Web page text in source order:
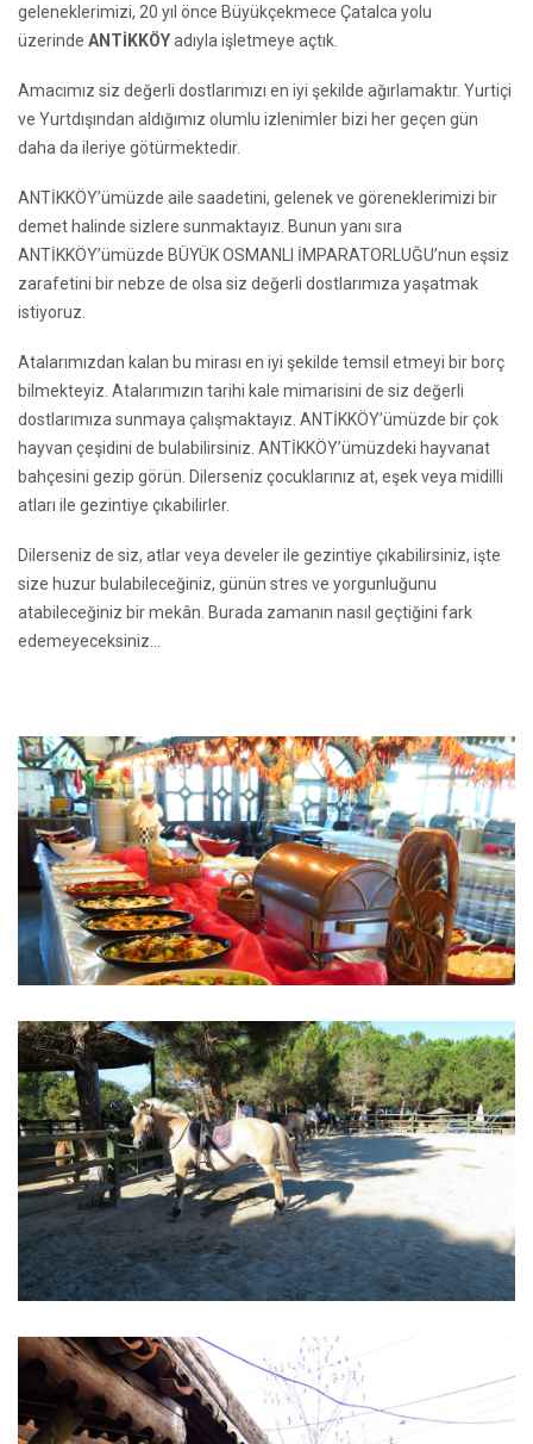
geleneklerimizi, 20 yıl önce Büyükçekmece Çatalca yolu
üzerinde ANTİKKÖYadıyla işletmeye açtık.
Amacımız siz değerli dostlarımızı en iyi şekilde ağırlamaktır. Yurtiçi
ve Yurtdışından aldığımız olumlu izlenimler bizi her geçen gün
daha da ileriye götürmektedir.
ANTİKKÖY’ümüzde aile saadetini, gelenek ve göreneklerimizi bir
demet halinde sizlere sunmaktayız. Bunun yanı sıra
ANTİKKÖY’ümüzde BÜYÜK OSMANLI İMPARATORLUĞU’nun eşsiz
zarafetini bir nebze de olsa siz değerli dostlarımıza yaşatmak
istiyoruz.
Atalarımızdan kalan bu mirası en iyi şekilde temsil etmeyi bir borç
bilmekteyiz. Atalarımızın tarihi kale mimarisini de siz değerli
dostlarımıza sunmaya çalışmaktayız. ANTİKKÖY’ümüzde bir çok
hayvan çeşidini de bulabilirsiniz. ANTİKKÖY’ümüzdeki hayvanat
bahçesini gezip görün. Dilerseniz çocuklarınız at, eşek veya midilli
atları ile gezintiye çıkabilirler.
Dilerseniz de siz, atlar veya develer ile gezintiye çıkabilirsiniz, işte
size huzur bulabileceğiniz, günün stres ve yorgunluğunu
atabileceğiniz bir mekân. Burada zamanın nasıl geçtiğini fark
edemeyeceksiniz…